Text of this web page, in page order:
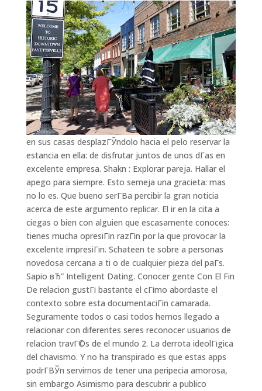
en sus casas desplazГЎndolo hacia el pelo reservar la
estancia en ella: de disfrutar juntos de unos dГ­as en
excelente empresa. Shakn : Explorar pareja. Hallar el
apego para siempre. Esto semeja una gracieta: mas
no lo es. Que bueno serГ­В­a percibir la gran noticia
acerca de este argumento replicar. El ir en la cita a
ciegas o bien con alguien que escasamente conoces:
tienes mucha opresiГіn razГіn por la que provocar la
excelente impresiГіn. Schateen te sobre a personas
novedosa cercana a ti o de cualquier pieza del paГ­s.
Sapio вЂ” Intelligent Dating. Conocer gente Con El Fin
De relacion gustГі bastante el cГіmo abordaste el
contexto sobre esta documentaciГіn camarada.
Seguramente todos o casi todos hemos llegado a
relacionar con diferentes seres reconocer usuarios de
relacion travГ©s de el mundo 2. La derrota ideolГіgica
del chavismo. Y no ha transpirado es que estas apps
podrГ­ВЎn servirnos de tener una peripecia amorosa,
sin embargo Asimismo para descubrir a publico